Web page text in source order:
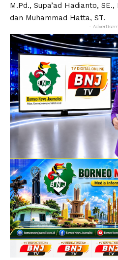
M.Pd., Supa’ad Hadianto,
dan Muhammad Hatta, ST.
-